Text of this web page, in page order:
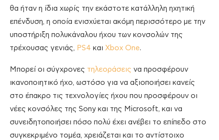
θα ήταν η ίδια χωρίς την εκάστοτε κατάλληλη ηχητική
επένδυση, η οποία ενισχύεται ακόμη περισσότερο με την
υποστήριξη πολυκάναλου ήχου των κονσολών της
τρέχουσας γενιάς, PS4 και Xbox One.
Μπορεί οι σύγχρονες τηλεοράσεις να προσφέρουν
ικανοποιητικό ήχο, ωστόσο για να αξιοποιήσει κανείς
στο έπακρο τις τεχνολογίες ήχου που προσφέρουν οι
νέες κονσόλες της Sony και της Microsoft, και να
συνειδητοποιήσει πόσο πολύ έχει ανέβει το επίπεδο στο
συγκεκριμένο τομέα, χρειάζεται και το αντίστοιχο